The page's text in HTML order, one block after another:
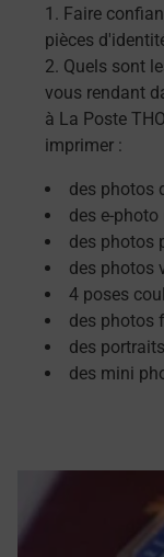
Faire
pièces
Quels sont
vous rendant
à La Poste
imprimer :
des photos
des e-
des photos
des photos
4 poses
des photos
des
des mini